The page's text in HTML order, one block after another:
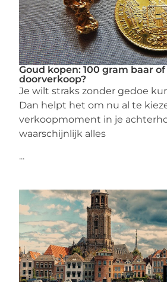
Goud kopen: 100 gram baar
doorverkoop?
Je wilt straks zonder gedoe
Dan helpt het om nu al te
verkoopmoment in je
waarschijnlijk alles
...